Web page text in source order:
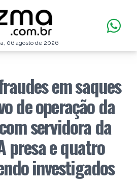
06 agosto de 2026
em saques
de operação da
servidora da
presa e quatro
investigados